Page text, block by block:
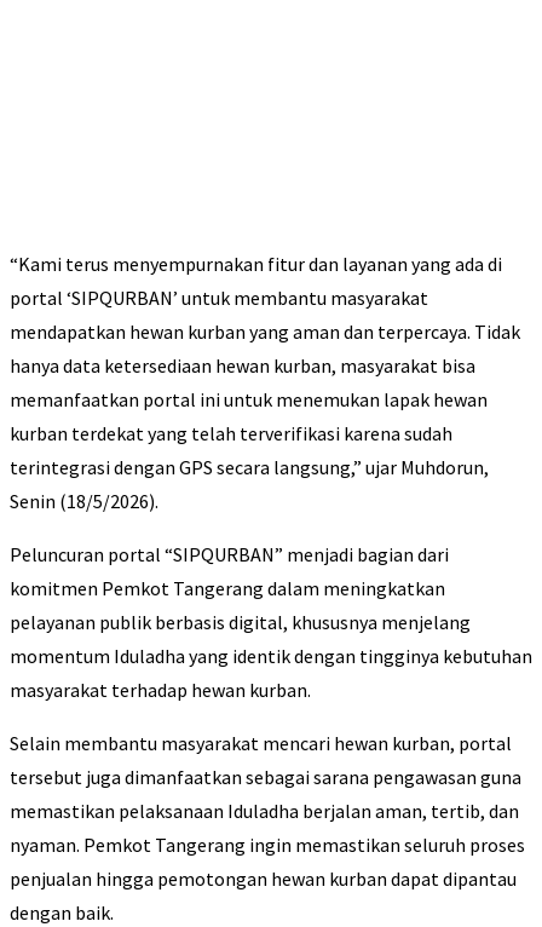
“Kami terus menyempurnakan fitur dan layanan yang ada di
portal ‘SIPQURBAN’ untuk membantu masyarakat
mendapatkan hewan kurban yang aman dan terpercaya. Tidak
hanya data ketersediaan hewan kurban, masyarakat bisa
memanfaatkan portal ini untuk menemukan lapak hewan
kurban terdekat yang telah terverifikasi karena sudah
terintegrasi dengan GPS secara langsung,” ujar Muhdorun,
Senin (18/5/2026).
Peluncuran portal “SIPQURBAN” menjadi bagian dari
komitmen Pemkot Tangerang dalam meningkatkan
pelayanan publik berbasis digital, khususnya menjelang
momentum Iduladha yang identik dengan tingginya kebutuhan
masyarakat terhadap hewan kurban.
Selain membantu masyarakat mencari hewan kurban, portal
tersebut juga dimanfaatkan sebagai sarana pengawasan guna
memastikan pelaksanaan Iduladha berjalan aman, tertib, dan
nyaman. Pemkot Tangerang ingin memastikan seluruh proses
penjualan hingga pemotongan hewan kurban dapat dipantau
dengan baik.